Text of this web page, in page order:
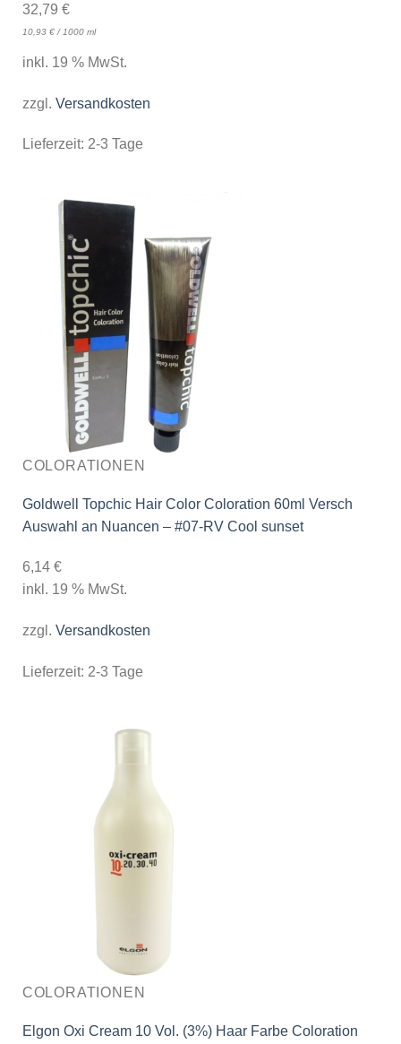
32,79 €
10,93 €/ 1000 ml
inkl. 19 % MwSt.
zzgl. Versandkosten
Lieferzeit: 2-3 Tage
COLORATIONEN
Goldwell Topchic Hair Color Coloration 60ml Versch
Auswahl an Nuancen – #07-RV Cool sunset
6,14 €
inkl. 19 % MwSt.
zzgl. Versandkosten
Lieferzeit: 2-3 Tage
COLORATIONEN
Elgon Oxi Cream 10 Vol. (3%) Haar Farbe Coloration